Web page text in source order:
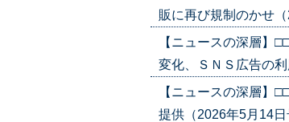
販に再び規制のかせ
【ニュースの深層】
変化、ＳＮＳ広告の
【ニュースの深層
提供（2026年5月14